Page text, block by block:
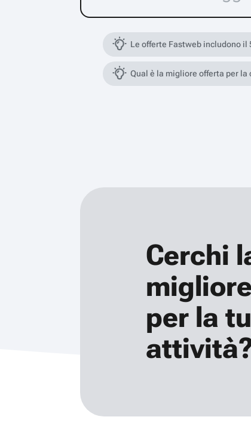
Le offerte Fastweb includono il
Qual è la migliore offerta per
Cerchi
per la